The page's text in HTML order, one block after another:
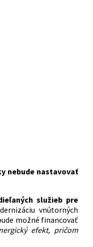
nebude nastavovať
služieb pre
vnútorných
možné financovať
efekt, pričom